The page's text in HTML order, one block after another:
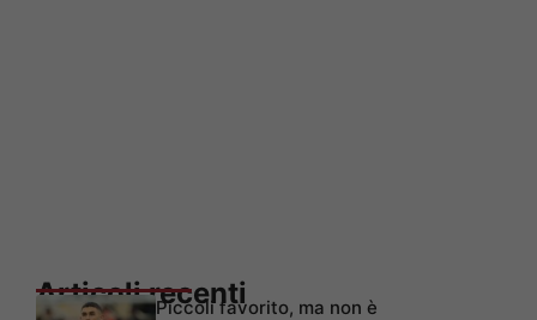
Articoli recentiPiccoli favorito, ma non è